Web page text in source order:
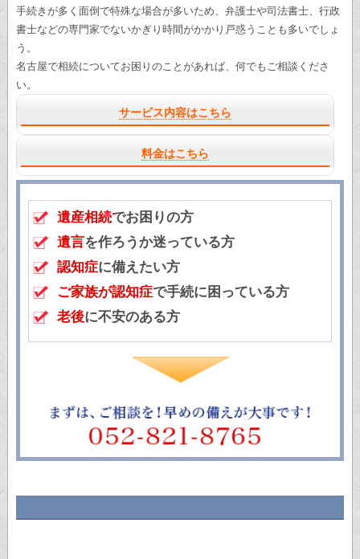
手続きが多く面倒で特殊な場合が多いため、弁護士や司法書士、行政
書士などの専門家でないかぎり時間がかかり戸惑うことも多いでしょ
う。
名古屋で相続についてお困りのことがあれば、何でもご相談くださ
い。
サービス内容はこちら
料金はこちら
遺産相続でお困りの方
遺言を作ろうか迷っている方
認知症に備えたい方
ご家族が認知症で手続に困っている方
老後に不安のある方